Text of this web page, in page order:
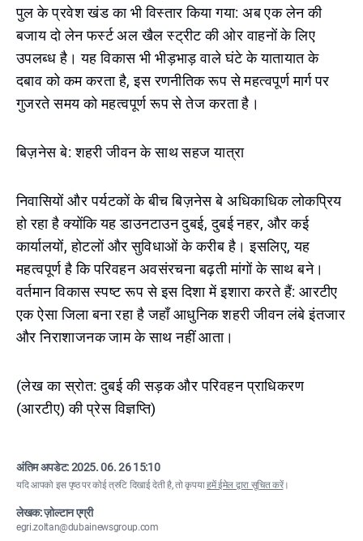
पुल के प्रवेश खंड का भी विस्तार किया गया: अब एक लेन की
बजाय दो लेन फर्स्ट अल खैल स्ट्रीट की ओर वाहनों के लिए
उपलब्ध है। यह विकास भी भीड़भाड़ वाले घंटे के यातायात के
दबाव को कम करता है, इस रणनीतिक रूप से महत्वपूर्ण मार्ग पर
गुजरते समय को महत्वपूर्ण रूप से तेज करता है।
बिज़नेस बे: शहरी जीवन के साथ सहज यात्रा
निवासियों और पर्यटकों के बीच बिज़नेस बे अधिकाधिक लोकप्रिय
हो रहा है क्योंकि यह डाउनटाउन दुबई, दुबई नहर, और कई
कार्यालयों, होटलों और सुविधाओं के करीब है। इसलिए, यह
महत्वपूर्ण है कि परिवहन अवसंरचना बढ़ती मांगों के साथ बने।
वर्तमान विकास स्पष्ट रूप से इस दिशा में इशारा करते हैं: आरटीए
एक ऐसा जिला बना रहा है जहाँ आधुनिक शहरी जीवन लंबे इंतजार
और निराशाजनक जाम के साथ नहीं आता।
(लेख का स्रोत: दुबई की सड़क और परिवहन प्राधिकरण
(आरटीए) की प्रेस विज्ञप्ति)
अंतिम अपडेट:2025. 06. 26 15:10
यदि आपको इस पृष्ठ पर कोई त्रुटि दिखाई देती है, तो कृपयाहमें ईमेल द्वारा सूचित करें।
लेखक: ज़ोल्टान एग्री
egri.zoltan@dubainewsgroup.com